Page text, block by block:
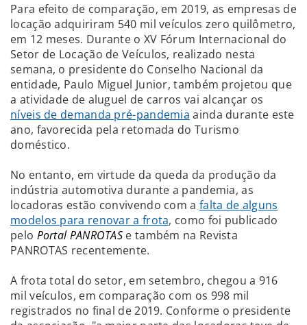
Para efeito de comparação, em 2019, as empresas de
locação adquiriram 540 mil veículos zero quilômetro,
em 12 meses. Durante o XV Fórum Internacional do
Setor de Locação de Veículos, realizado nesta
semana, o presidente do Conselho Nacional da
entidade, Paulo Miguel Junior, também projetou que
a atividade de aluguel de carros vai alcançar os
níveis de demanda pré-pandemia ainda durante este
ano, favorecida pela retomada do Turismo
doméstico.
No entanto, em virtude da queda da produção da
indústria automotiva durante a pandemia, as
locadoras estão convivendo com a falta de alguns
modelos para renovar a frota, como foi publicado
pelo Portal PANROTAS e também na Revista
PANROTAS recentemente.
A frota total do setor, em setembro, chegou a 916
mil veículos, em comparação com os 998 mil
registrados no final de 2019. Conforme o presidente